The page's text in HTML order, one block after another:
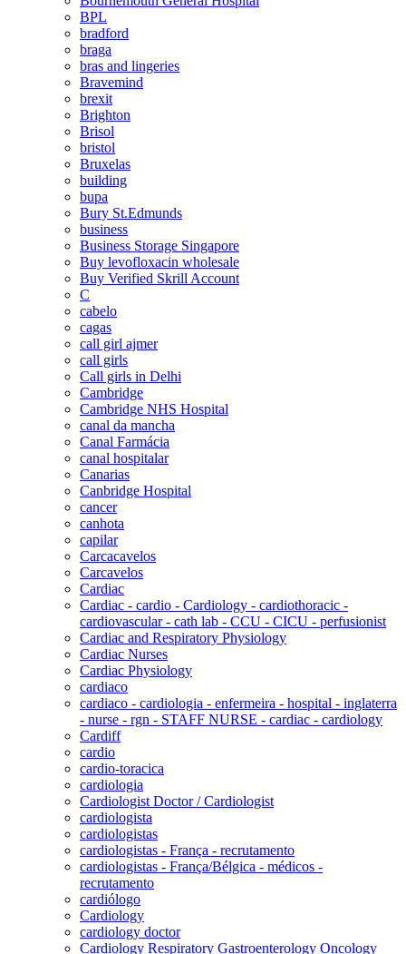
BPL
bradford
braga
bras and lingeries
Bravemind
brexit
Brighton
Brisol
bristol
Bruxelas
building
bupa
Bury St.Edmunds
business
Business Storage Singapore
Buy levofloxacin wholesale
Buy Verified Skrill Account
C
cabelo
cagas
call girl ajmer
call girls
Call girls in Delhi
Cambridge
Cambridge NHS Hospital
canal da mancha
Canal Farmácia
canal hospitalar
Canarias
Canbridge Hospital
cancer
canhota
capilar
Carcacavelos
Carcavelos
Cardiac
Cardiac - cardio - Cardiology - cardiothoracic -
cardiovascular - cath lab - CCU - CICU - perfusionist
Cardiac and Respiratory Physiology
Cardiac Nurses
Cardiac Physiology
cardiaco
cardiaco - cardiologia - enfermeira - hospital - inglaterra
- nurse - rgn - STAFF NURSE - cardiac - cardiology
Cardiff
cardio
cardio-toracica
cardiologia
Cardiologist Doctor / Cardiologist
cardiologista
cardiologistas
cardiologistas - França - recrutamento
cardiologistas - França/Bélgica - médicos -
recrutamento
cardiólogo
Cardiology
cardiology doctor
Cardiology Respiratory Gastroenterology Oncology